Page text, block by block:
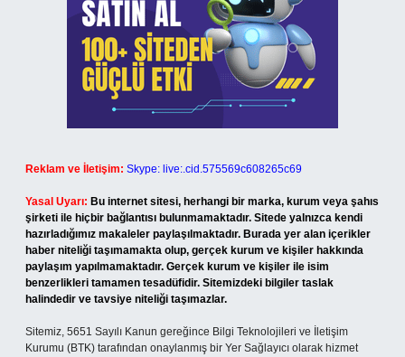
Reklam ve İletişim: Skype: live:.cid.575569c608265c69
Yasal Uyarı: Bu internet sitesi, herhangi bir marka, kurum veya şahıs
şirketi ile hiçbir bağlantısı bulunmamaktadır. Sitede yalnızca kendi
hazırladığımız makaleler paylaşılmaktadır. Burada yer alan içerikler
haber niteliği taşımamakta olup, gerçek kurum ve kişiler hakkında
paylaşım yapılmamaktadır. Gerçek kurum ve kişiler ile isim
benzerlikleri tamamen tesadüfidir. Sitemizdeki bilgiler taslak
halindedir ve tavsiye niteliği taşımazlar.
Sitemiz, 5651 Sayılı Kanun gereğince Bilgi Teknolojileri ve İletişim
Kurumu (BTK) tarafından onaylanmış bir Yer Sağlayıcı olarak hizmet